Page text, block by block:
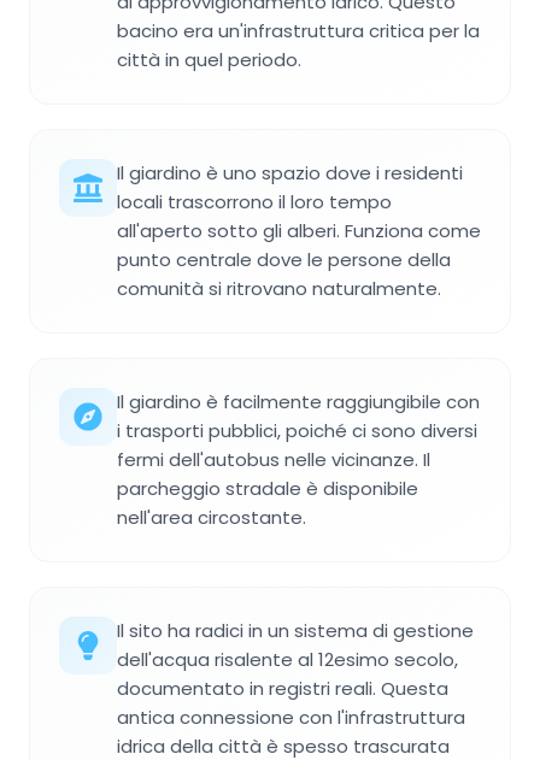
bacino era un'infrastruttura critica per la
città in quel periodo.
Il giardino è uno spazio dove i residenti
locali trascorrono il loro tempo
all'aperto sotto gli alberi. Funziona come
punto centrale dove le persone della
comunità si ritrovano naturalmente.
Il giardino è facilmente raggiungibile con
i trasporti pubblici, poiché ci sono diversi
fermi dell'autobus nelle vicinanze. Il
parcheggio stradale è disponibile
nell'area circostante.
Il sito ha radici in un sistema di gestione
dell'acqua risalente al 12esimo secolo,
documentato in registri reali. Questa
antica connessione con l'infrastruttura
idrica della città è spesso trascurata